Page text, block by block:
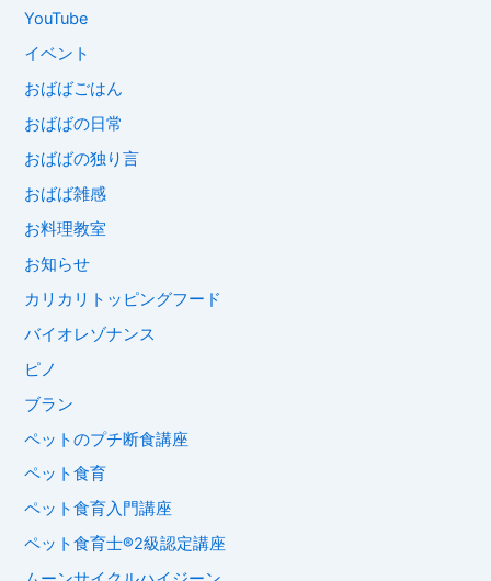
YouTube
イベント
おばばごはん
おばばの日常
おばばの独り言
おばば雑感
お料理教室
お知らせ
カリカリトッピングフード
バイオレゾナンス
ピノ
ブラン
ペットのプチ断食講座
ペット食育
ペット食育入門講座
ペット食育士®︎2級認定講座